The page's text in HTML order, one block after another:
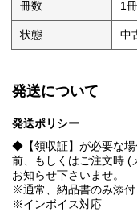
冊数 1冊
状態 中
発送について
発送ポリシー
◆【領収証】が必要な場
前、もしくはご注文時 (
お知らせ下さいませ。
※通常、納品書のみ添付
※インボイス対応